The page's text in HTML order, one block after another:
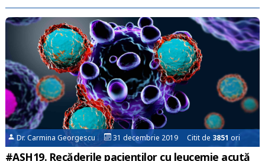
Dr. Carmina Georgescu 31 decembrie 2019 Citit de 3851 ori
#ASH19. Recăderile pacienților cu leucemie acută